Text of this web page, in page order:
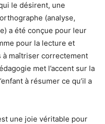
le désirent, une
(analyse,
a été conçue pour leur
pour la lecture et
à maîtriser correctement
met l’accent sur la
à résumer ce qu’il a
une joie véritable pour